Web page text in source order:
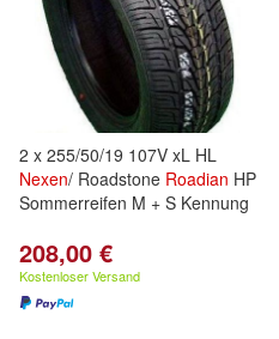
2 x 255/50/19 107V xL HL
Nexen/ Roadstone Roadian HP
Sommerreifen M + S Kennung
208,00 €
Kostenloser Versand